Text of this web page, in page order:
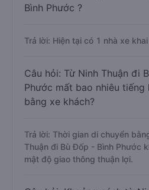
Bình Phước ?
Trả lời: Hiện tại có 1 nhà xe
Câu hỏi: Từ Ninh Thuận đi
Phước mất bao nhiêu tiếng
bằng xe khách?
Trả lời: Thời gian di chuyển
Thuận đi Bù Đốp - Bình Phước
mật độ giao thông thuận lợi.